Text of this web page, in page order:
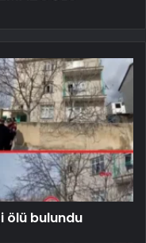
ölü bulundu